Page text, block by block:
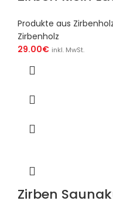
Produkte aus
Zirbenholz
29.00€ inkl. MwSt.
Zirben